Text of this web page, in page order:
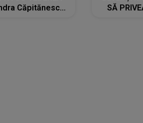
Căpitănescu
SĂ